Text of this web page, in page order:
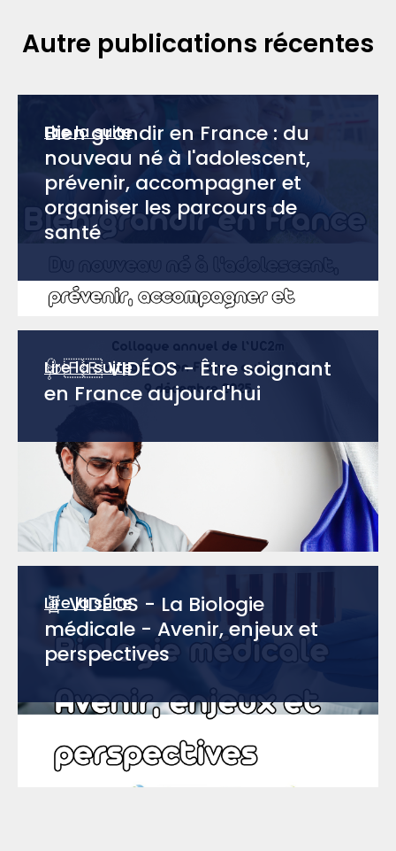
Autre publications récentes
Bien grandir en France : du
nouveau né à l'adolescent,
prévenir, accompagner et
organiser les parcours de
santé
Lire la suite
🩺🇫🇷 VIDÉOS - Être soignant
en France aujourd'hui
Lire la suite
🧬 VIDÉOS - La Biologie
médicale - Avenir, enjeux et
perspectives
Lire la suite